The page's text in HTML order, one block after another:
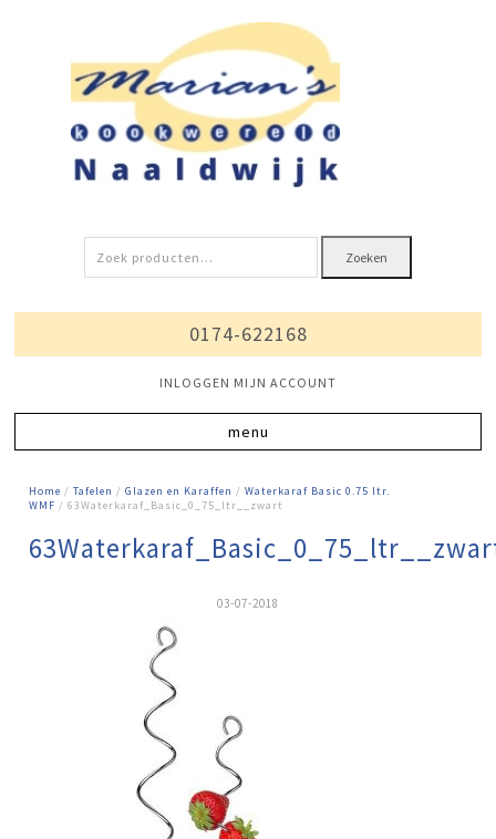
Zoeken
naar:
Zoeken
0174-622168
INLOGGEN MIJN ACCOUNT
Home /Tafelen /Glazen en Karaffen /Waterkaraf Basic 0.75 ltr.
WMF / 63Waterkaraf_Basic_0_75_ltr__zwart
03-07-2018